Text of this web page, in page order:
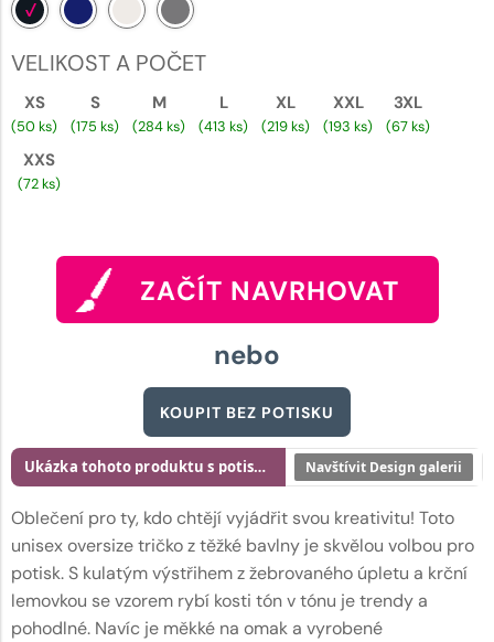
VELIKOST A POČET
XS
(50 ks)
S
(175 ks)
M
(284 ks)
L
(413 ks)
XL
(219 ks)
XXL
(193 ks)
3XL
(67 ks)
XXS
(72 ks)
ZAČÍT NAVRHOVAT
nebo
KOUPIT BEZ POTISKU
Oblečení pro ty, kdo chtějí vyjádřit svou kreativitu! Toto
unisex oversize tričko z těžké bavlny je skvělou volbou pro
potisk. S kulatým výstřihem z žebrovaného úpletu a krční
lemovkou se vzorem rybí kosti tón v tónu je trendy a
pohodlné. Navíc je měkké na omak a vyrobené
Ukázka tohoto produktu s potiskem Navštívit Design galerii